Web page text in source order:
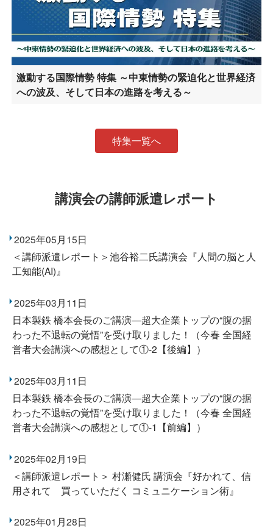
激動する国際情勢 特集 ～中東情勢の緊迫化と世界経済
への波及、そして日本の進路を考える～
特集一覧へ
講演会の講師派遣レポート
2025年05月15日
＜講師派遣レポート＞池谷裕二氏講演会『人間の脳と人
工知能(AI)』
2025年03月11日
日本製鉄 橋本会長のご講演―超大企業トップの“腹の据
わった不退転の覚悟”を受け取りました！（今春 全国経
営者大会講演への感想として①-2【後編】）
2025年03月11日
日本製鉄 橋本会長のご講演―超大企業トップの“腹の据
わった不退転の覚悟”を受け取りました！（今春 全国経
営者大会講演への感想として①-1【前編】）
2025年02月19日
＜講師派遣レポート＞ 村瀬健氏 講演会『好かれて、信
用されて 買っていただく コミュニケーション術』
2025年01月28日